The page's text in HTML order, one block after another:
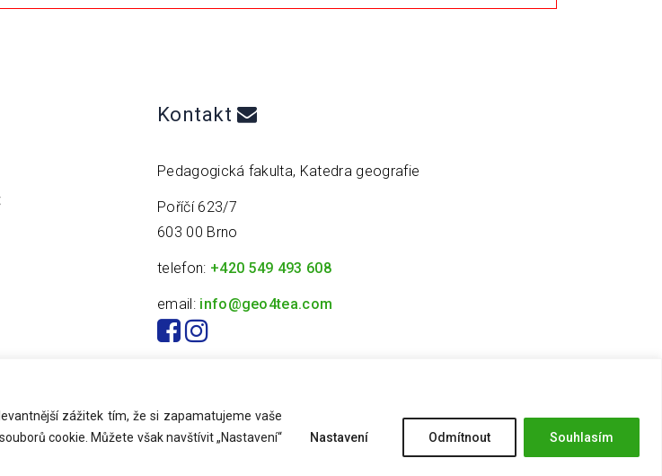
zážitek tím, že si zapamatujeme vaše
cookie. Můžete však navštívit „Nastavení“
Nastavení Odmítnout Souhlasím
Kontakt
Pedagogická fakulta, Katedra geografie
Poříčí 623/7
603 00 Brno
telefon: +420 549 493 608
email: info@geo4tea.com
Zásady ochrany osobních údajů